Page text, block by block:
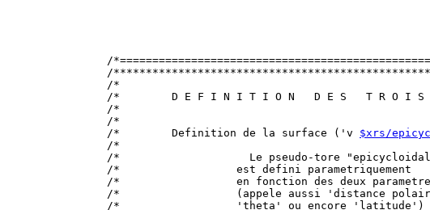
/
/
/*
/*        D E F I N I T I O N   D E S   T
/*
/*
/*        Definition de la surface ('v $xrs/
/*
/*                    Le pseudo-tore
/*                  est defini
/*                  en fonction des deux
/*                  (appele aussi
/*                  'theta' ou encore